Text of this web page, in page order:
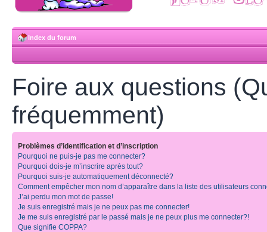
Index du forum
Foire aux questions
fréquemment)
Problèmes d’identification et d’inscription
Pourquoi ne puis-je pas me connecter?
Pourquoi dois-je m’inscrire après tout?
Pourquoi suis-je automatiquement déconnecté?
Comment empêcher mon nom d’apparaître dans la liste des utilisateurs
J’ai perdu mon mot de passe!
Je suis enregistré mais je ne peux pas me connecter!
Je me suis enregistré par le passé mais je ne peux plus me connecter?!
Que signifie COPPA?